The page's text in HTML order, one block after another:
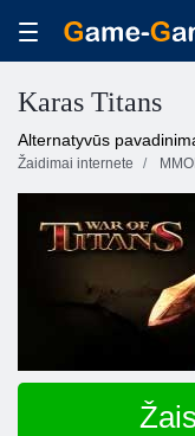
Karas Titans
Alternatyvūs
Žaidimai internete